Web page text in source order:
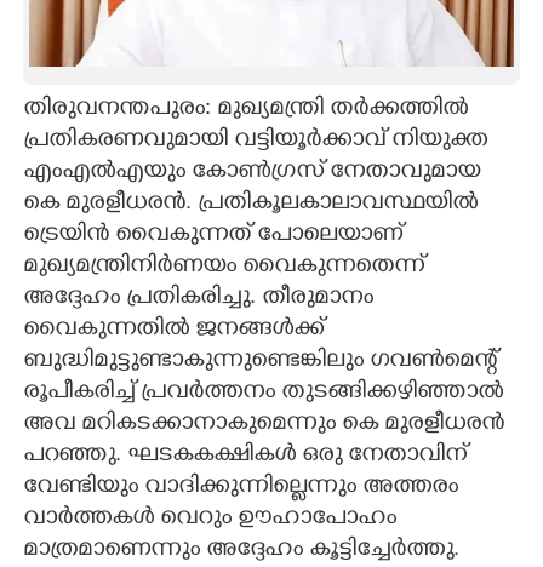
LITERATURE
ZOOM
CONTACT US
തിരുവനന്തപുരം: മുഖ്യമന്ത്രി തർക്കത്തിൽ
പ്രതികരണവുമായി വട്ടിയൂർക്കാവ്‌ നിയുക്ത
എംഎൽഎയും കോൺഗ്രസ് നേതാവുമായ
കെ മുരളീധരൻ. പ്രതികൂലകാലാവസ്ഥയിൽ
ട്രെയിൻ വൈകുന്നത് പോലെയാണ്
മുഖ്യമന്ത്രിനിർണയം വൈകുന്നതെന്ന്
അദ്ദേഹം പ്രതികരിച്ചു. തീരുമാനം
വൈകുന്നതിൽ ജനങ്ങൾക്ക്
ബുദ്ധിമുട്ടുണ്ടാകുന്നുണ്ടെങ്കിലും ഗവൺമെന്റ്
രൂപീകരിച്ച് പ്രവർത്തനം തുടങ്ങിക്കഴിഞ്ഞാൽ
അവ മറികടക്കാനാകുമെന്നും കെ മുരളീധരൻ
പറഞ്ഞു. ഘടകകക്ഷികൾ ഒരു നേതാവിന്
വേണ്ടിയും വാദിക്കുന്നില്ലെന്നും അത്തരം
വാർത്തകൾ വെറും ഊഹാപോഹം
മാത്രമാണെന്നും അദ്ദേഹം കൂട്ടിച്ചേർത്തു.